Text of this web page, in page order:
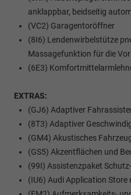
anklappbar, beidseitig
(VC2) Garagentoröffner
(8I6) Lendenwirbelstütze
Massagefunktion für die
(6E3)
EXTRAS:
(GJ6) Adaptiver
(8T3) Adaptiver
(GM4) Akustisches
(GS5) Akzentflächen und
(99I) Assistenzpaket
(IU6) Audi Application